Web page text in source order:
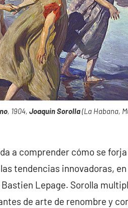
, 1904, Joaquin Sorolla(La Habana,
a comprender cómo se
tendencias innovadoras,
Lepage. Sorolla
de arte de renombre y